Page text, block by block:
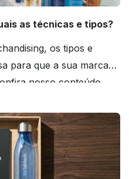
as técnicas e tipos?
os tipos e
para que a sua marca
nosso conteúdo